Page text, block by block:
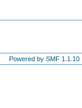
Powered by SMF 1.1.10